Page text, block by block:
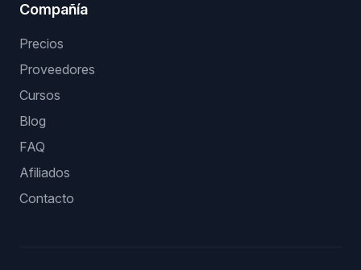
Compañía
Precios
Proveedores
Cursos
Blog
FAQ
Afiliados
Contacto